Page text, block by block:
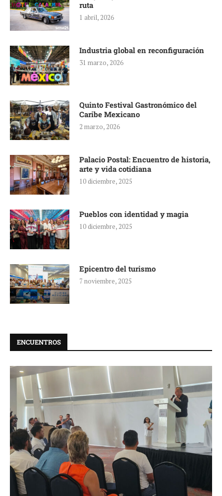
ruta
1 abril, 2026
Industria global en reconfiguración
31 marzo, 2026
Quinto Festival Gastronómico del
Caribe Mexicano
2 marzo, 2026
Palacio Postal: Encuentro de historia,
arte y vida cotidiana
10 diciembre, 2025
Pueblos con identidad y magia
10 diciembre, 2025
Epicentro del turismo
7 noviembre, 2025
ENCUENTROS